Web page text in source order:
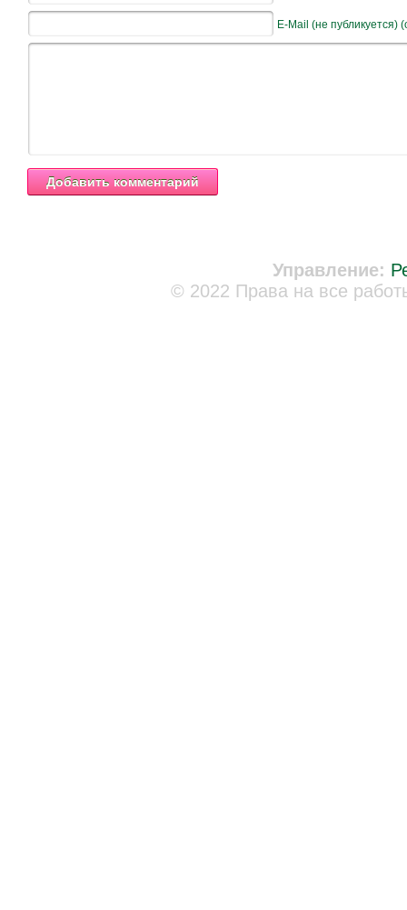
E-Mail (не публикуется)
Управление:
© 2022 Права на все